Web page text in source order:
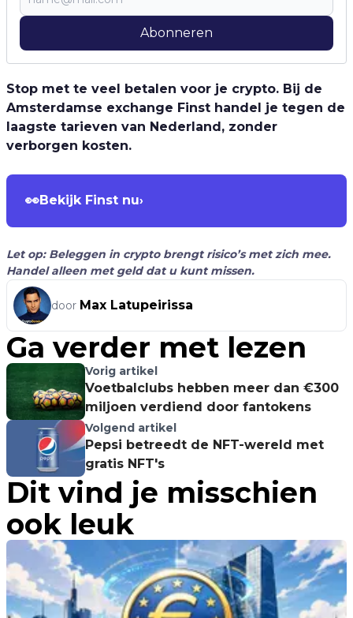
Abonneren
Stop met te veel betalen voor je crypto. Bij de
Amsterdamse exchange Finst handel je tegen de
laagste tarieven van Nederland, zonder
verborgen kosten.
👀Bekijk Finst nu›
Let op: Beleggen in crypto brengt risico’s met zich mee.
Handel alleen met geld dat u kunt missen.
door Max Latupeirissa
Ga verder met lezen
Vorig artikel
Voetbalclubs hebben meer dan €300
miljoen verdiend door fantokens
Volgend artikel
Pepsi betreedt de NFT-wereld met
gratis NFT's
Dit vind je misschien
ook leuk